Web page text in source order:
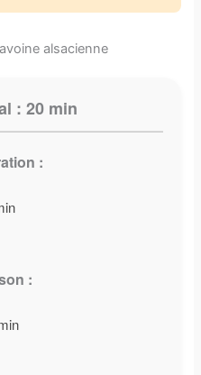
alsacienne
: 20 min
:
: